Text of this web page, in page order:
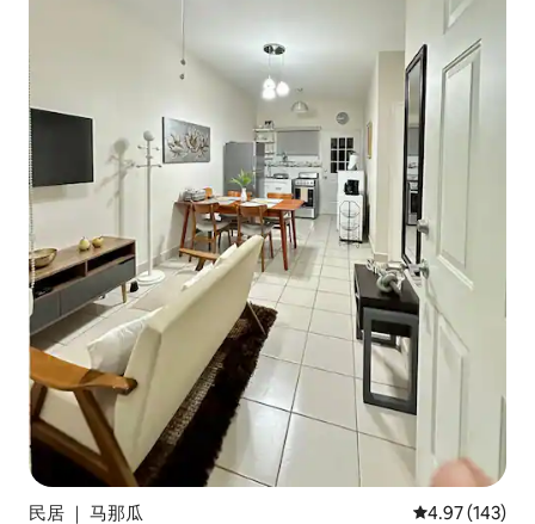
民居 ｜ 马那瓜 平均评分 4.97
4.97 (143)